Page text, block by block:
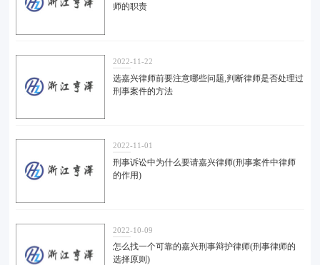
师的职责
2022-11-22
选嘉兴律师前要注意哪些问题,判断律师是否处理过
刑事案件的方法
2022-11-01
刑事诉讼中为什么要请嘉兴律师(刑事案件中律师
的作用)
2022-10-09
怎么找一个可靠的嘉兴刑事辩护律师(刑事律师的
选择原则)